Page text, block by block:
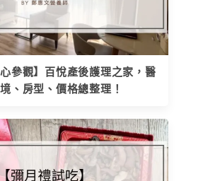
心參觀】百悅產後護理之家，醫
、房型、價格總整理！